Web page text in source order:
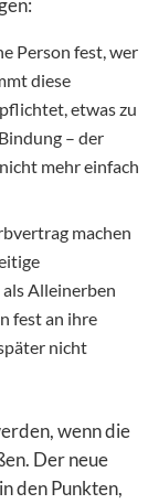
Person fest, wer
diese
etwas zu
– der
mehr einfach
machen
als Alleinerben
fest an ihre
nicht
wenn die
Der neue
den Punkten,